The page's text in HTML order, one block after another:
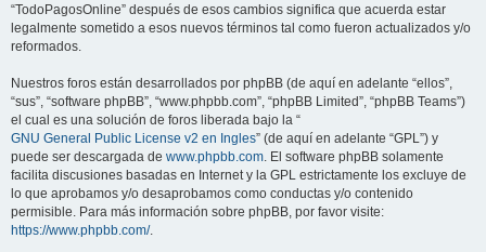
“TodoPagosOnline” después de esos cambios significa que acuerda estar
legalmente sometido a esos nuevos términos tal como fueron actualizados y/o
reformados.
Nuestros foros están desarrollados por phpBB (de aquí en adelante “ellos”,
“sus”, “software phpBB”, “www.phpbb.com”, “phpBB Limited”, “phpBB Teams”)
el cual es una solución de foros liberada bajo la “
GNU General Public License v2 en Ingles” (de aquí en adelante “GPL”) y
puede ser descargada de www.phpbb.com. El software phpBB solamente
facilita discusiones basadas en Internet y la GPL estrictamente los excluye de
lo que aprobamos y/o desaprobamos como conductas y/o contenido
permisible. Para más información sobre phpBB, por favor visite:
https://www.phpbb.com/.